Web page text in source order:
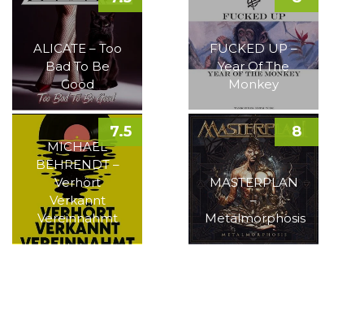
ALICATE – Too
Bad To Be
Good
FUCKED UP –
Year Of The
Monkey
MICHAEL
BEHRENDT –
Verhört
Verkannt
Vereinnahmt
7.5
MASTERPLAN
–
Metalmorphosis
8